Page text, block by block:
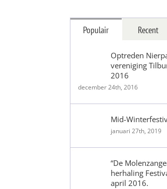
Populair Recent
Optreden
vereniging
2016
december 24th, 2016
Mid-
januari 27th, 2019
“De
herhaling
april 2016.